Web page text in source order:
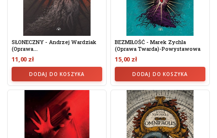
SŁONECZNY - Andrzej Wardziak
(Oprawa...
11,00 zł
DODAJ DO KOSZYKA
BEZMIŁOŚĆ - Marek Zychla
(oprawa Twarda)-Powystawowa
15,00 zł
DODAJ DO KOSZYKA